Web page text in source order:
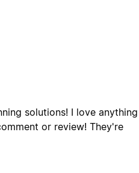
solutions! I love anything
or review! They're